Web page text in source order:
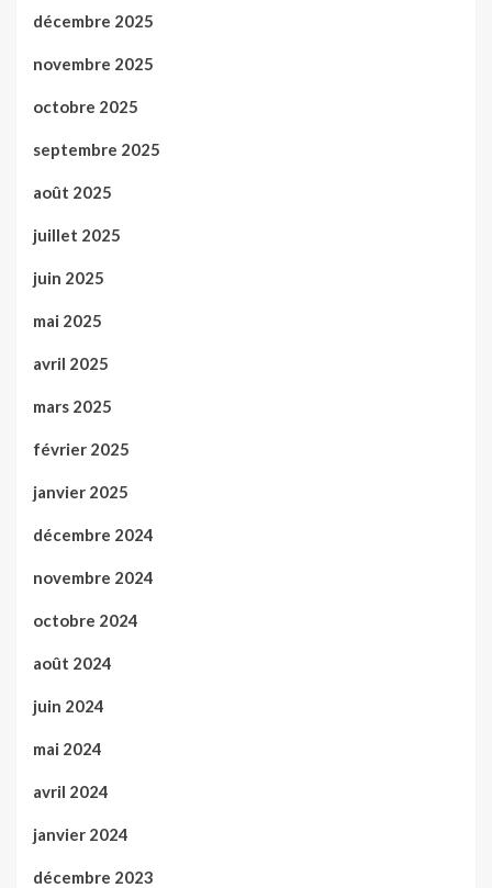
décembre 2025
novembre 2025
octobre 2025
septembre 2025
août 2025
juillet 2025
juin 2025
mai 2025
avril 2025
mars 2025
février 2025
janvier 2025
décembre 2024
novembre 2024
octobre 2024
août 2024
juin 2024
mai 2024
avril 2024
janvier 2024
décembre 2023